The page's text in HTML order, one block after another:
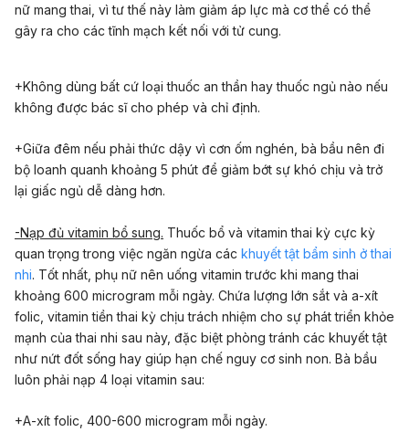
nữ mang thai, vì tư thế này làm giảm áp lực mà cơ thể có thể
gây ra cho các tĩnh mạch kết nối với tử cung.
+Không dùng bất cứ loại thuốc an thần hay thuốc ngủ nào nếu
không được bác sĩ cho phép và chỉ định.
+Giữa đêm nếu phải thức dậy vì cơn ốm nghén, bà bầu nên đi
bộ loanh quanh khoảng 5 phút để giảm bớt sự khó chịu và trở
lại giấc ngủ dễ dàng hơn.
-Nạp đủ vitamin bổ sung. Thuốc bổ và vitamin thai kỳ cực kỳ
quan trọng trong việc ngăn ngừa các khuyết tật bẩm sinh ở thai
nhi. Tốt nhất, phụ nữ nên uống vitamin trước khi mang thai
khoảng 600 microgram mỗi ngày. Chứa lượng lớn sắt và a-xít
folic, vitamin tiền thai kỳ chịu trách nhiệm cho sự phát triển khỏe
mạnh của thai nhi sau này, đặc biệt phòng tránh các khuyết tật
như nứt đốt sống hay giúp hạn chế nguy cơ sinh non. Bà bầu
luôn phải nạp 4 loại vitamin sau:
+A-xít folic, 400-600 microgram mỗi ngày.